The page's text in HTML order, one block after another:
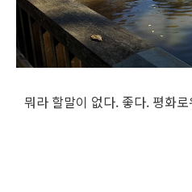
뭐라 할말이 없다. 좋다. 평화